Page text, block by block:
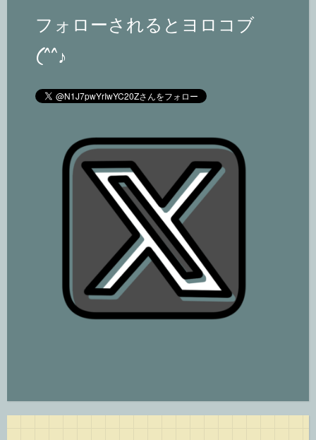
フォローされるとヨロコブ
(^^♪